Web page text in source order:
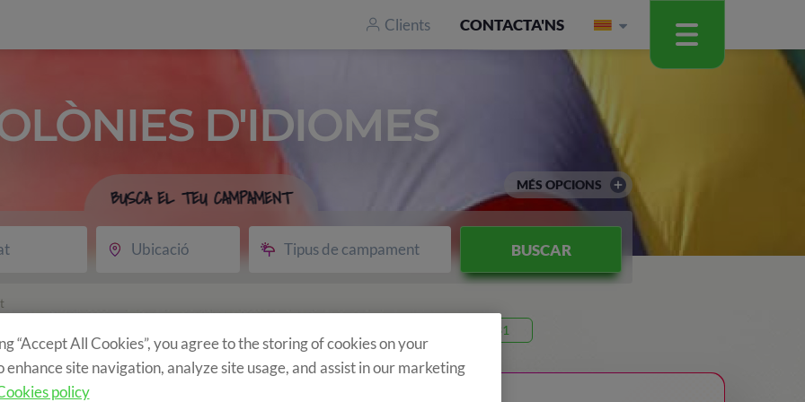
Clients CONTACTA'NS
D'IDIOMES
BUSCA EL TEU CAMPAMENT
Ubicació Tipus de campament BUSCAR
MÉS OPCIONS
multiactivitat Codi 26P31
“Accept All Cookies”, you agree to the storing of cookies on your
enhance site navigation, analyze site usage, and assist in our marketing
policy